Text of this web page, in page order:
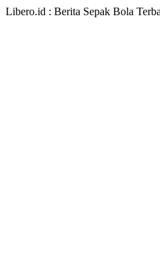
Libero.id : Berita Sepak Bola